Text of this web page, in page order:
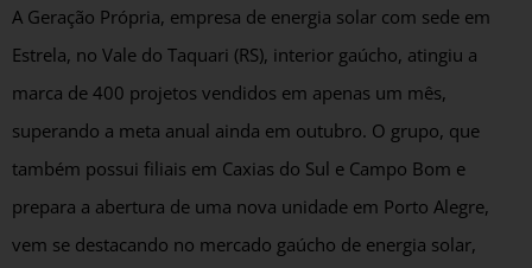
A Geração Própria, empresa de energia solar com sede em
Estrela, no Vale do Taquari (RS), interior gaúcho, atingiu a
marca de 400 projetos vendidos em apenas um mês,
superando a meta anual ainda em outubro. O grupo, que
também possui filiais em Caxias do Sul e Campo Bom e
prepara a abertura de uma nova unidade em Porto Alegre,
vem se destacando no mercado gaúcho de energia solar,